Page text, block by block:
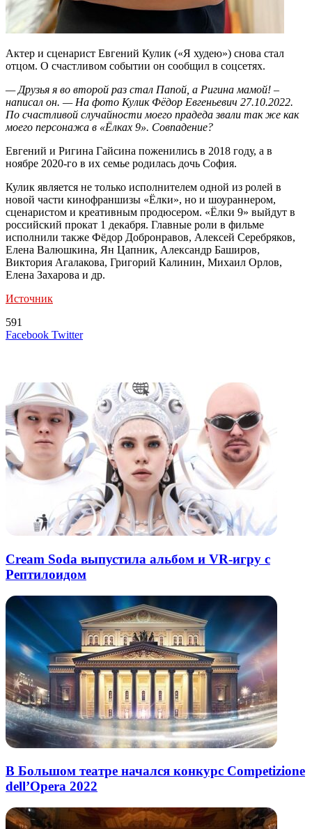
Актер и сценарист Евгений Кулик («Я худею») снова стал
отцом. О счастливом событии он сообщил в соцсетях.
— Друзья я во второй раз стал Папой, а Ригина мамой! –
написал он. — На фото Кулик Фёдор Евгеньевич 27.10.2022.
По счастливой случайности моего прадеда звали так же как
моего персонажа в «Ёлках 9». Совпадение?
Евгений и Ригина Гайсина поженились в 2018 году, а в
ноябре 2020-го в их семье родилась дочь София.
Кулик является не только исполнителем одной из ролей в
новой части кинофраншизы «Ёлки», но и шоураннером,
сценаристом и креативным продюсером. «Ёлки 9» выйдут в
российский прокат 1 декабря. Главные роли в фильме
исполнили также Фёдор Добронравов, Алексей Серебряков,
Елена Валюшкина, Ян Цапник, Александр Баширов,
Виктория Агалакова, Григорий Калинин, Михаил Орлов,
Елена Захарова и др.
Источник
591
Facebook TwitterLinkedIn
Tumblr
Reddit
Вконтакте
Одноклассники
Skype
Messenger
Messenger
WhatsApp
Telegram
Viber
Line
Поделиться
Печатать
Cream Soda выпустила альбом и VR-игру с
Рептилоидом
В Большом театре начался конкурс Competizione
dell’Opera 2022